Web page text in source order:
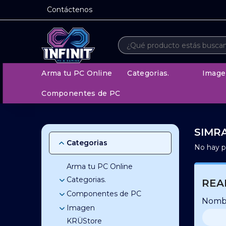
Contáctenos
Arma tu PC Online Categorias.
Componentes de PC
Categorias
Arma tu PC Online
Categorias.
Accesorios
Accesorios de Celulares
Accesorios Notebook
Adaptadores y Cables
Anime
Componentes de PC
Almacenamiento
Discos Rigidos
Combos Actualizacion
Imagen
Monitores
KRÜStore
No hay